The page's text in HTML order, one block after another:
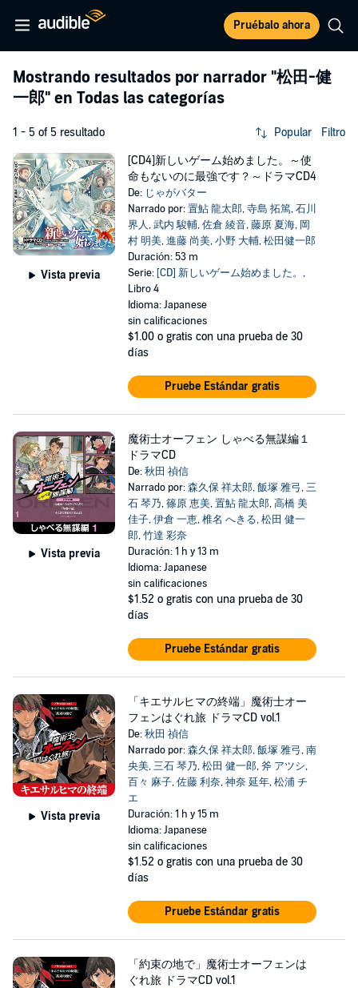
Pruébalo ahora
Mostrando resultados por narrador "松田-健
一郎" en Todas las categorías
1 - 5 of 5 resultado Popular Filtro
Vista previa
[CD4]新しいゲーム始めました。～使
命もないのに最強です？～ドラマCD4
De: じゃがバター
Narrado por:置鮎 龍太郎,寺島 拓篤,石川
界人,武内 駿輔,佐倉 綾音,藤原 夏海, 岡
村 明美,進藤 尚美,小野 大輔,松田健一郎
Duración: 53 m
Serie: [CD] 新しいゲーム始めました。 ,
Libro 4
Idioma: Japanese
sin calificaciones
$1.00 o gratis con una prueba de 30
días
Pruebe Estándar gratis
Vista previa
魔術士オーフェン しゃべる無謀編１
ドラマCD
De:秋田 禎信
Narrado por:森久保 祥太郎,飯塚 雅弓,三
石 琴乃,篠原 恵美,置鮎 龍太郎,高橋 美
佳子,伊倉 一恵,椎名 へきる,松田 健一
郎,竹達 彩奈
Duración: 1 h y 13 m
Idioma: Japanese
sin calificaciones
$1.52 o gratis con una prueba de 30
días
Pruebe Estándar gratis
Vista previa
「キエサルヒマの終端」魔術士オー
フェンはぐれ旅 ドラマCD vol.1
De:秋田 禎信
Narrado por:森久保 祥太郎,飯塚 雅弓,南
央美,三石 琴乃,松田 健一郎,斧 アツシ,
百々 麻子,佐藤 利奈,神奈 延年,松浦 チ
エ
Duración: 1 h y 15 m
Idioma: Japanese
sin calificaciones
$1.52 o gratis con una prueba de 30
días
Pruebe Estándar gratis
「約束の地で」魔術士オーフェンは
ぐれ旅 ドラマCD vol.1